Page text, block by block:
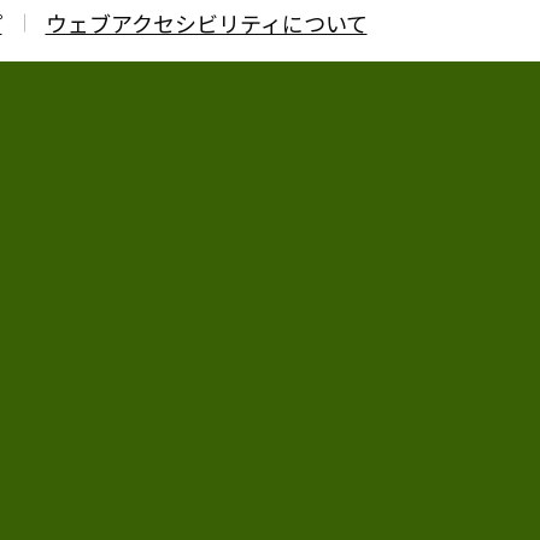
ウェブアクセシビリティについて